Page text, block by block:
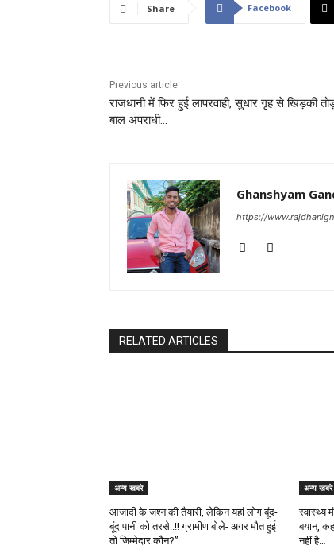
Share Facebook
Previous article
राजधानी में फिर हुई लापरवाही, सुधार गृह से खिड़की
बाल अपराधी…
Ghanshyam
https://
RELATED ARTICLES
अन्य खबरे
आजादी के जश्न की तैयारी, लेकिन यहां लोग बूंद-
बूंद पानी को तरसे..!! ग्रामीण बोले- अगर मौत हुई
तो जिम्मेदार कौन?”
अन्य खबरे
स्वास्थ्य
बयान,
नहीं है…